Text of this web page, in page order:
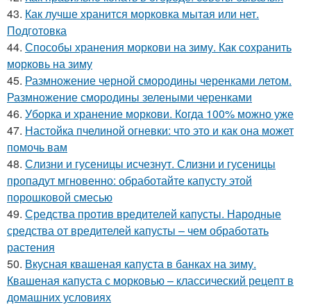
43. Как лучше хранится морковка мытая или нет.
Подготовка
44. Способы хранения моркови на зиму. Как сохранить
морковь на зиму
45. Размножение черной смородины черенками летом.
Размножение смородины зелеными черенками
46. Уборка и хранение моркови. Когда 100% можно уже
47. Настойка пчелиной огневки: что это и как она может
помочь вам
48. Слизни и гусеницы исчезнут. Слизни и гусеницы
пропадут мгновенно: обработайте капусту этой
порошковой смесью
49. Средства против вредителей капусты. Народные
средства от вредителей капусты – чем обработать
растения
50. Вкусная квашеная капуста в банках на зиму.
Квашеная капуста с морковью – классический рецепт в
домашних условиях